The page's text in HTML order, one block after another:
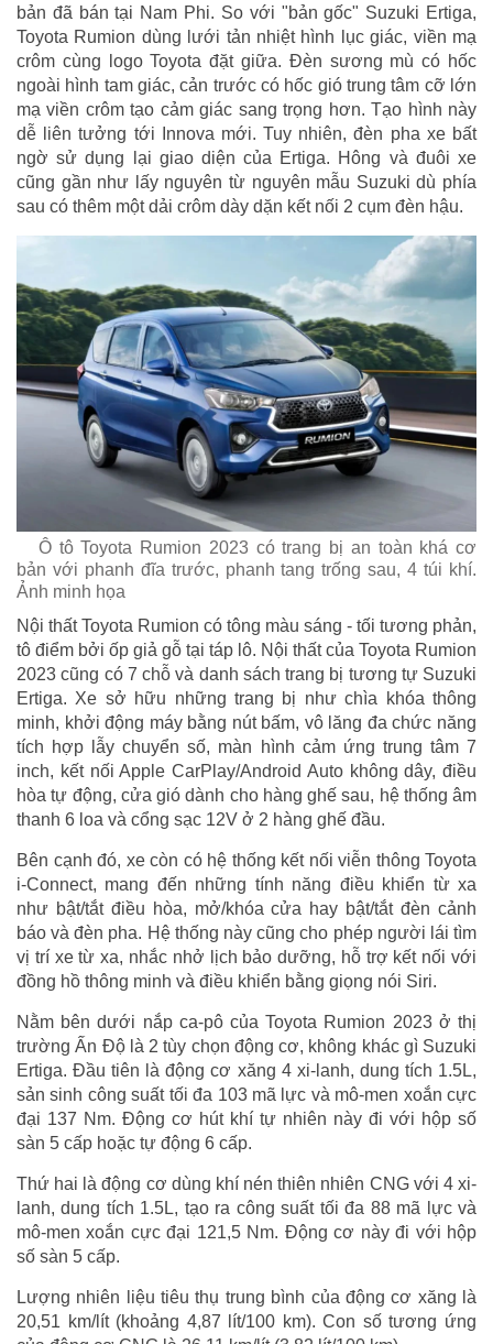
bản đã bán tại Nam Phi. So với "bản gốc" Suzuki Ertiga,
Toyota Rumion dùng lưới tản nhiệt hình lục giác, viền mạ
crôm cùng logo Toyota đặt giữa. Đèn sương mù có hốc
ngoài hình tam giác, cản trước có hốc gió trung tâm cỡ lớn
mạ viền crôm tạo cảm giác sang trọng hơn. Tạo hình này
dễ liên tưởng tới Innova mới. Tuy nhiên, đèn pha xe bất
ngờ sử dụng lại giao diện của Ertiga. Hông và đuôi xe
cũng gần như lấy nguyên từ nguyên mẫu Suzuki dù phía
sau có thêm một dải crôm dày dặn kết nối 2 cụm đèn hậu.
Ô tô Toyota Rumion 2023 có trang bị an toàn khá cơ
bản với phanh đĩa trước, phanh tang trống sau, 4 túi khí.
Ảnh minh họa
Nội thất Toyota Rumion có tông màu sáng - tối tương phản,
tô điểm bởi ốp giả gỗ tại táp lô. Nội thất của Toyota Rumion
2023 cũng có 7 chỗ và danh sách trang bị tương tự Suzuki
Ertiga. Xe sở hữu những trang bị như chìa khóa thông
minh, khởi động máy bằng nút bấm, vô lăng đa chức năng
tích hợp lẫy chuyển số, màn hình cảm ứng trung tâm 7
inch, kết nối Apple CarPlay/Android Auto không dây, điều
hòa tự động, cửa gió dành cho hàng ghế sau, hệ thống âm
thanh 6 loa và cổng sạc 12V ở 2 hàng ghế đầu.
Bên cạnh đó, xe còn có hệ thống kết nối viễn thông Toyota
i-Connect, mang đến những tính năng điều khiển từ xa
như bật/tắt điều hòa, mở/khóa cửa hay bật/tắt đèn cảnh
báo và đèn pha. Hệ thống này cũng cho phép người lái tìm
vị trí xe từ xa, nhắc nhở lịch bảo dưỡng, hỗ trợ kết nối với
đồng hồ thông minh và điều khiển bằng giọng nói Siri.
Nằm bên dưới nắp ca-pô của Toyota Rumion 2023 ở thị
trường Ấn Độ là 2 tùy chọn động cơ, không khác gì Suzuki
Ertiga. Đầu tiên là động cơ xăng 4 xi-lanh, dung tích 1.5L,
sản sinh công suất tối đa 103 mã lực và mô-men xoắn cực
đại 137 Nm. Động cơ hút khí tự nhiên này đi với hộp số
sàn 5 cấp hoặc tự động 6 cấp.
Thứ hai là động cơ dùng khí nén thiên nhiên CNG với 4 xi-
lanh, dung tích 1.5L, tạo ra công suất tối đa 88 mã lực và
mô-men xoắn cực đại 121,5 Nm. Động cơ này đi với hộp
số sàn 5 cấp.
Lượng nhiên liệu tiêu thụ trung bình của động cơ xăng là
20,51 km/lít (khoảng 4,87 lít/100 km). Con số tương ứng